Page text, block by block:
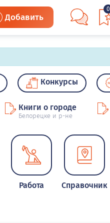
Добавить
0
Конкурсы
Книги о городе
Белорецке и р-не
Работа Справочник